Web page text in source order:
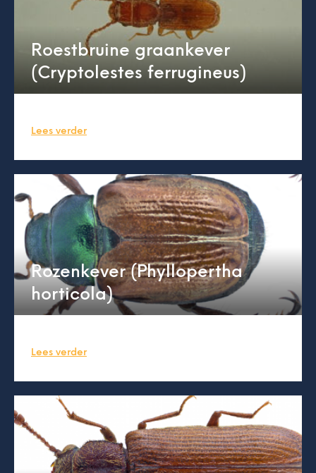
Roestbruine graankever
(Cryptolestes ferrugineus)
Lees verder
Rozenkever (Phyllopertha
horticola)
Lees verder